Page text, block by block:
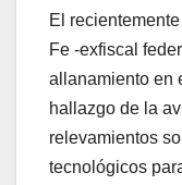
El
Fe -exfiscal
allanamiento en
hallazgo de la
relevamientos
tecnológicos